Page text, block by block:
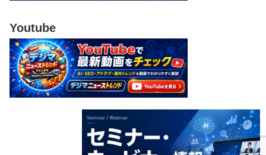
Youtube